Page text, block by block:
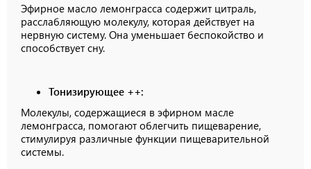
Эфирное масло лемонграсса содержит цитраль,
расслабляющую молекулу, которая действует на
нервную систему. Она уменьшает беспокойство и
способствует сну.
Тонизирующее ++:
Молекулы, содержащиеся в эфирном масле
лемонграсса, помогают облегчить пищеварение,
стимулируя различные функции пищеварительной
системы.